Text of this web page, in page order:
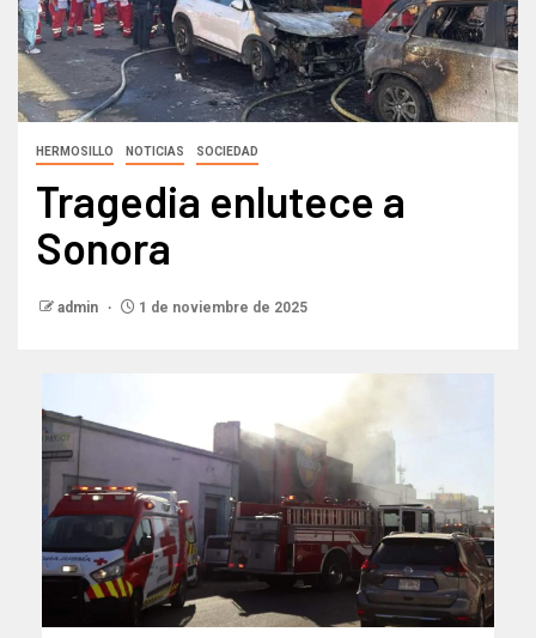
HERMOSILLO NOTICIAS SOCIEDAD
Tragedia enlutece a
Sonora
admin 1 de noviembre de 2025